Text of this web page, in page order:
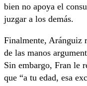
bien no apoya el
juzgar a los demás.
Finalmente, Aránguiz
de las manos
Sin embargo, Fran le
que “a tu edad, esa